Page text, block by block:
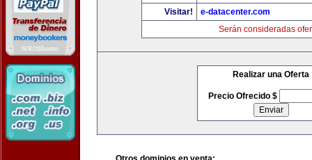
Visitar!
e-datacenter.com
Serán consideradas
Realizar una Oferta
Precio Ofrecido $